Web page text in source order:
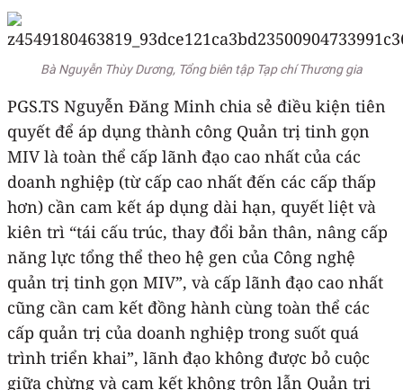
Bà Nguyễn Thùy Dương, Tổng biên tập Tạp chí Thương gia
PGS.TS Nguyễn Đăng Minh chia sẻ điều kiện tiên
quyết để áp dụng thành công Quản trị tinh gọn
MIV là toàn thể cấp lãnh đạo cao nhất của các
doanh nghiệp (từ cấp cao nhất đến các cấp thấp
hơn) cần cam kết áp dụng dài hạn, quyết liệt và
kiên trì “tái cấu trúc, thay đổi bản thân, nâng cấp
năng lực tổng thể theo hệ gen của Công nghệ
quản trị tinh gọn MIV”, và cấp lãnh đạo cao nhất
cũng cần cam kết đồng hành cùng toàn thể các
cấp quản trị của doanh nghiệp trong suốt quá
trình triển khai”, lãnh đạo không được bỏ cuộc
giữa chừng và cam kết không trộn lẫn Quản trị